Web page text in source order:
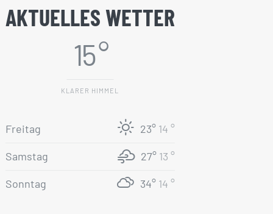
AKTUELLES WETTER
15 °
KLARER HIMMEL
Freitag 23° 14 °
Samstag 27° 13 °
Sonntag 34° 14 °